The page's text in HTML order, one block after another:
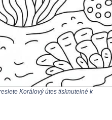
Korálový útes tisknutelné k